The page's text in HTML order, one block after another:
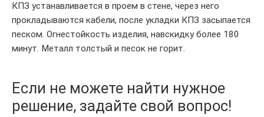
КПЗ устанавливается в проем в стене, через него
прокладываются кабели, после укладки КПЗ засыпается
песком. Огнестойкость изделия, навскидку более 180
минут. Металл толстый и песок не горит.
Если не можете найти нужное
решение, задайте свой вопрос!